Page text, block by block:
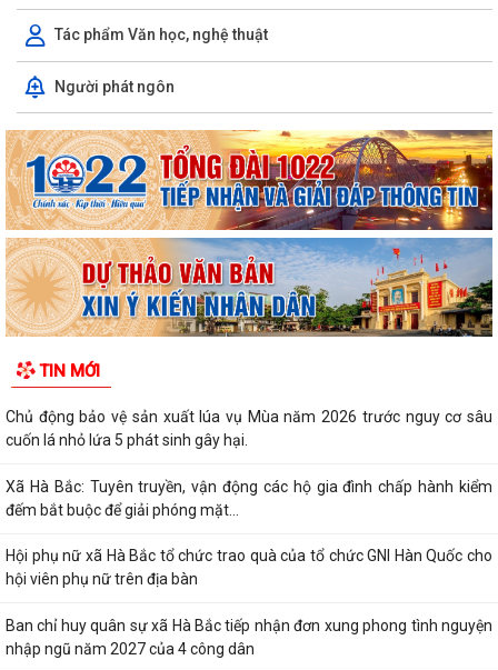
Tác phẩm Văn học, nghệ thuật
Người phát ngôn
TIN MỚI
Chủ động bảo vệ sản xuất lúa vụ Mùa năm 2026 trước nguy cơ sâu
cuốn lá nhỏ lứa 5 phát sinh gây hại.
Xã Hà Bắc: Tuyên truyền, vận động các hộ gia đình chấp hành kiểm
đếm bắt buộc để giải phóng mặt...
Hội phụ nữ xã Hà Bắc tổ chức trao quà của tổ chức GNI Hàn Quốc cho
hội viên phụ nữ trên địa bàn
Ban chỉ huy quân sự xã Hà Bắc tiếp nhận đơn xung phong tình nguyện
nhập ngũ năm 2027 của 4 công dân